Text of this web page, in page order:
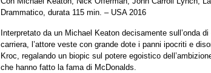
Drammatico, durata 115 min. – USA 2016
Interpretato da un Michael Keaton decisamente sull’onda
carriera, l’attore veste con grande dote i panni ipocriti e
Kroc, regalando un biopic sul potere egoistico
che hanno fatto la fama di McDonalds.